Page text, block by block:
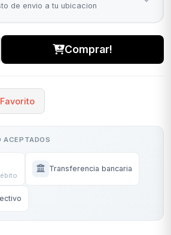
de envio a tu ubicacion
Comprar!
Favorito
ACEPTADOS
Transferencia bancaria